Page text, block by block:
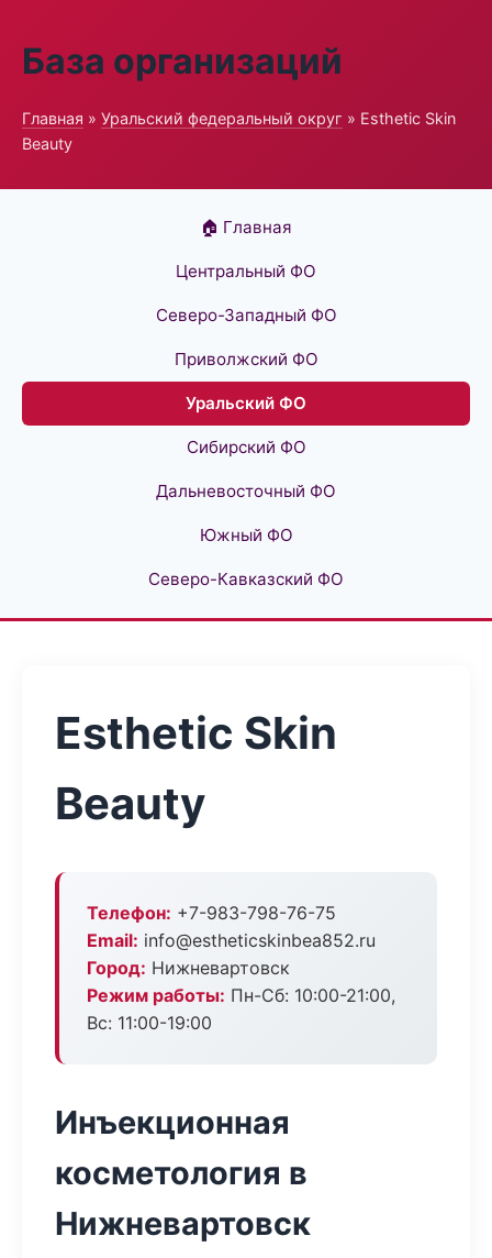
База организаций
Главная » Уральский федеральный округ » Esthetic Skin
Beauty
🏠 Главная
Центральный ФО
Северо-Западный ФО
Приволжский ФО
Уральский ФО
Сибирский ФО
Дальневосточный ФО
Южный ФО
Северо-Кавказский ФО
Esthetic Skin
Beauty
Телефон: +7-983-798-76-75
Email: info@estheticskinbea852.ru
Город: Нижневартовск
Режим работы: Пн-Сб: 10:00-21:00,
Вс: 11:00-19:00
Инъекционная
косметология в
Нижневартовск